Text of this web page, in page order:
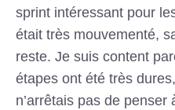
sprint intéressant pour
était très mouvementé,
reste. Je suis content
étapes ont été très
n’arrêtais pas de penser